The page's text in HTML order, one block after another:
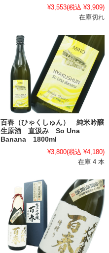
¥3,553(税込 ¥3,909)
在庫切れ
百春（ひゃくしゅん） 純米吟醸
生原酒 直汲み So Una
Banana 1800ml
¥3,800(税込 ¥4,180)
在庫 4 本